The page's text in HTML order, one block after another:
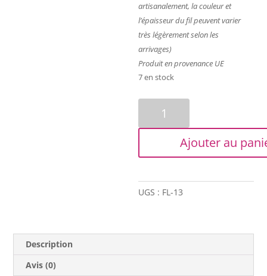
artisanalement, la couleur et
l’épaisseur du fil peuvent varier
très légèrement selon les
arrivages)
Produit en provenance UE
7 en stock
Fil
lin
Rose
Ajouter au
UGS : FL-13
Description
Avis (0)